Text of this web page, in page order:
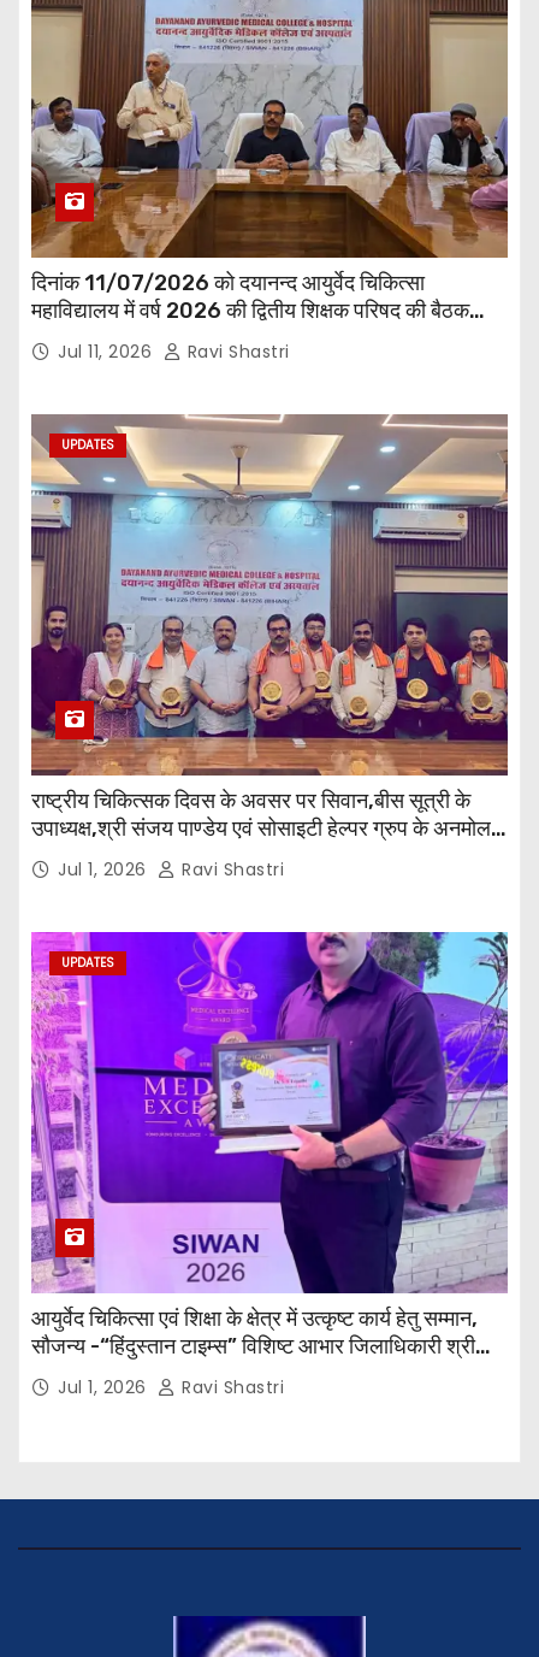
दिनांक 11/07/2026 को दयानन्द आयुर्वेद चिकित्सा
महाविद्यालय में वर्ष 2026 की द्वितीय शिक्षक परिषद की बैठक
प्राचार्य की अध्यक्षता में हुई। बैठक मे महाविद्यालय सभी
विभागाध्यक्ष एवं शिक्षक सम्मिलित हुए।
Jul 11, 2026 Ravi Shastri
UPDATES
राष्ट्रीय चिकित्सक दिवस के अवसर पर सिवान,बीस सूत्री के
उपाध्यक्ष,श्री संजय पाण्डेय एवं सोसाइटी हेल्पर ग्रुप के अनमोल
जी तथा इनर व्हील क्लब की अध्यक्षा श्रीमती आरती अलोक वर्मा
एवं उनकी टीम द्वारा महाविद्यालय के प्राचार्य डॉ. सुधांशु शेखर
Jul 1, 2026 Ravi Shastri
UPDATES
आयुर्वेद चिकित्सा एवं शिक्षा के क्षेत्र में उत्कृष्ट कार्य हेतु सम्मान,
सौजन्य -“हिंदुस्तान टाइम्स” विशिष्ट आभार जिलाधिकारी श्री
विवेक रंजन मैत्रेय (भा०प्र० से०), आरक्षी अधीक्षक श्री पूरन झा
(भा०पु०से०) सिविल सर्जन, सिवान एवं ब्यूरो चीफ श्री नीरज
Jul 1, 2026 Ravi Shastri